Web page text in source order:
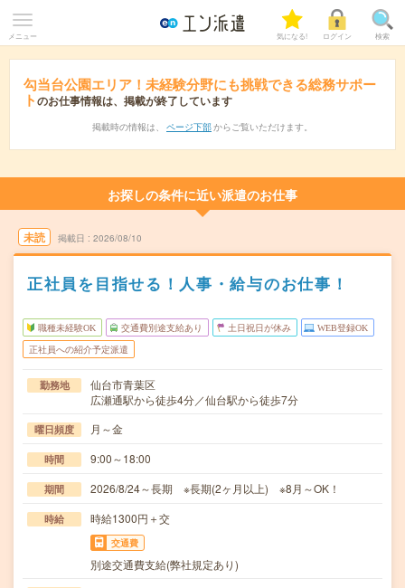
メニュー 気になる! ログイン 検索
勾当台公園エリア！未経験分野にも挑戦できる総務サポー
トのお仕事情報は、掲載が終了しています
掲載時の情報は、 ページ下部 からご覧いただけます。
お探しの条件に近い派遣のお仕事
未読 掲載日 2026/08/10
正社員を目指せる！人事・給与のお仕事！
職種未経験OK 交通費別途支給あり 土日祝日が休み WEB登録OK
正社員への紹介予定派遣
勤務地
仙台市青葉区
広瀬通駅から徒歩4分／仙台駅から徒歩7分
曜日頻度 月～金
時間 9:00～18:00
期間 2026/8/24～長期 ※長期(2ヶ月以上) ※8月～OK！
時給 時給1300円＋交
交通費
別途交通費支給(弊社規定あり)